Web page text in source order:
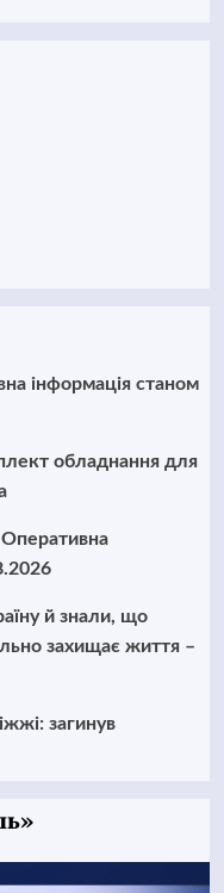
інформація станом
обладнання для
й знали, що
захищає життя –
загинув